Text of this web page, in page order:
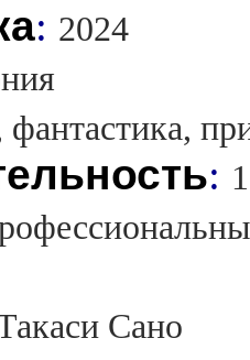
: 2024
фантастика,
:
Сано